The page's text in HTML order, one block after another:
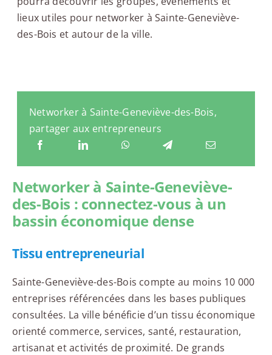
lieux utiles pour networker à Sainte-Geneviève-
des-Bois et autour de la ville.
Networker à Sainte-Geneviève-des-Bois,
partager aux entrepreneurs
Networker à Sainte-Geneviève-
des-Bois : connectez-vous à un
bassin économique dense
Tissu entrepreneurial
Sainte-Geneviève-des-Bois compte au moins 10 000
entreprises référencées dans les bases publiques
consultées. La ville bénéficie d’un tissu économique
orienté commerce, services, santé, restauration,
artisanat et activités de proximité. De grands